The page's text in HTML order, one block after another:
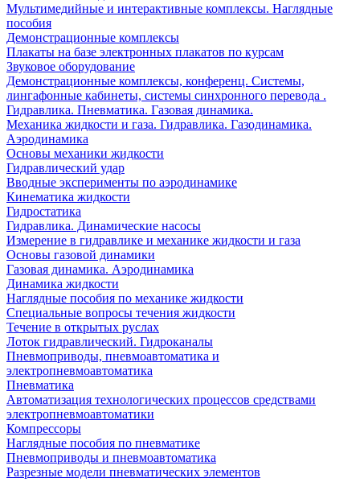
Мультимедийные и интерактивные комплексы. Наглядные
пособия
Демонстрационные комплексы
Плакаты на базе электронных плакатов по курсам
Звуковое оборудование
Демонстрационные комплексы, конференц. Системы,
лингафонные кабинеты, системы синхронного перевода .
Гидравлика. Пневматика. Газовая динамика.
Механика жидкости и газа. Гидравлика. Газодинамика.
Аэродинамика
Основы механики жидкости
Гидравлический удар
Вводные эксперименты по аэродинамике
Кинематика жидкости
Гидростатика
Гидравлика. Динамические насосы
Измерение в гидравлике и механике жидкости и газа
Основы газовой динамики
Газовая динамика. Аэродинамика
Динамика жидкости
Наглядные пособия по механике жидкости
Специальные вопросы течения жидкости
Течение в открытых руслах
Лоток гидравлический. Гидроканалы
Пневмоприводы, пневмоавтоматика и
электропневмоавтоматика
Пневматика
Автоматизация технологических процессов средствами
электропневмоавтоматики
Компрессоры
Наглядные пособия по пневматике
Пневмоприводы и пневмоавтоматика
Разрезные модели пневматических элементов